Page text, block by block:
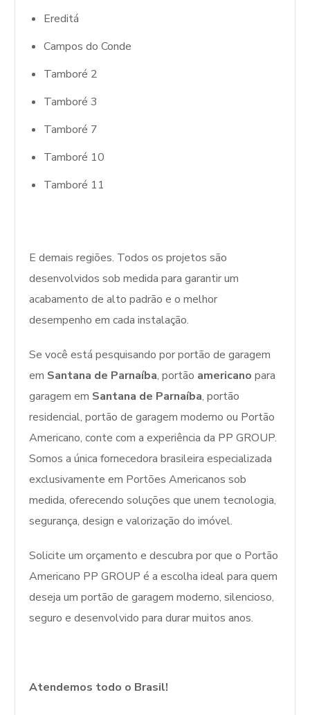
Ereditá
Campos do Conde
Tamboré 2
Tamboré 3
Tamboré 7
Tamboré 10
Tamboré 11
E demais regiões. Todos os projetos são
desenvolvidos sob medida para garantir um
acabamento de alto padrão e o melhor
desempenho em cada instalação.
Se você está pesquisando por portão de garagem
em Santana de Parnaíba, portão americano para
garagem em Santana de Parnaíba, portão
residencial, portão de garagem moderno ou Portão
Americano, conte com a experiência da PP GROUP.
Somos a única fornecedora brasileira especializada
exclusivamente em Portões Americanos sob
medida, oferecendo soluções que unem tecnologia,
segurança, design e valorização do imóvel.
Solicite um orçamento e descubra por que o Portão
Americano PP GROUP é a escolha ideal para quem
deseja um portão de garagem moderno, silencioso,
seguro e desenvolvido para durar muitos anos.
Atendemos todo o Brasil!